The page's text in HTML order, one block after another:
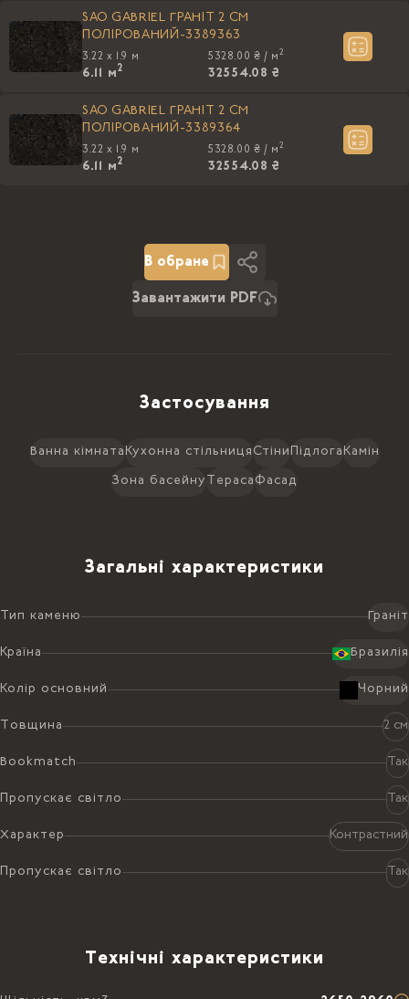
SAO GABRIEL ГРАНІТ 2 СМ
ПОЛІРОВАНИЙ-3389363
3.22 x 1.9 м
6.11 м2
5328.00 ₴ / м 2
32554.08 ₴
SAO GABRIEL ГРАНІТ 2 СМ
ПОЛІРОВАНИЙ-3389364
3.22 x 1.9 м
6.11 м2
5328.00 ₴ / м 2
32554.08 ₴
В обране
Завантажити PDF
Застосування
Ванна кімната Кухонна стільниця Стіни Підлога Камін
Зона басейну Тераса Фасад
Загальні характеристики
Тип каменю Граніт
Країна Бразилія
Колір основний Чорний
Товщина 2 см
Bookmatch Так
Пропускає світло Так
Характер Контрастний
Пропускає світло Так
Технічні характеристики